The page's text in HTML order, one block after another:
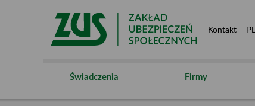
Kontakt
Świadczenia Firmy